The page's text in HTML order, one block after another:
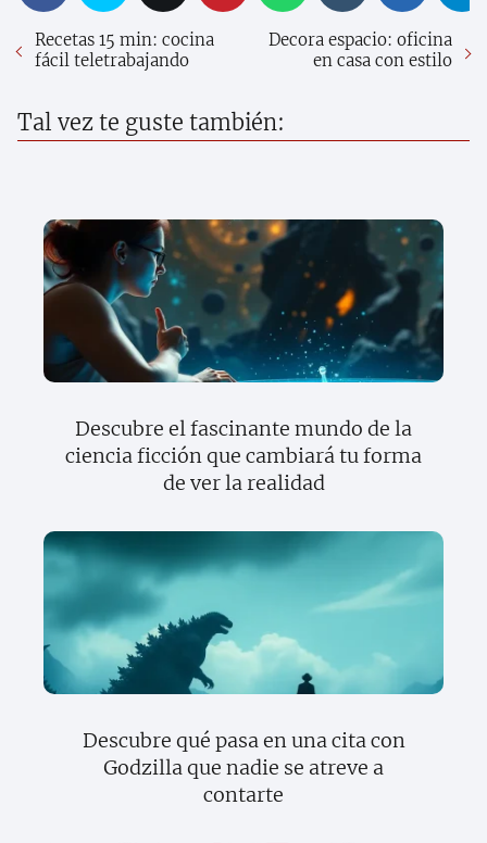
Recetas 15 min: cocina
fácil teletrabajando
Decora espacio: oficina
en casa con estilo
Tal vez te guste también:
Descubre el fascinante mundo de la
ciencia ficción que cambiará tu forma
de ver la realidad
Descubre qué pasa en una cita con
Godzilla que nadie se atreve a
contarte